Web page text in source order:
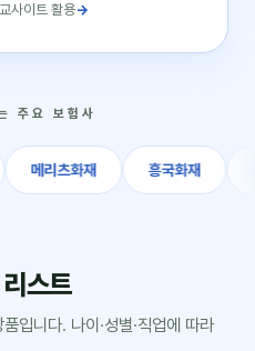
사이트 활용→
주요 보험사
메리츠화재 흥국화재
리스트
입니다. 나이·성별·직업에 따라